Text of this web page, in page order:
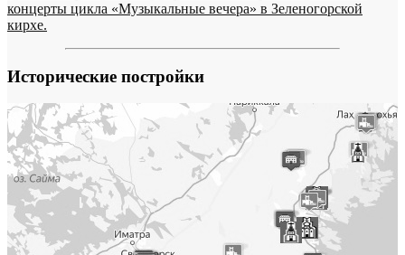
концерты цикла «Музыкальные вечера» в Зеленогорской
кирхе.
Исторические постройки